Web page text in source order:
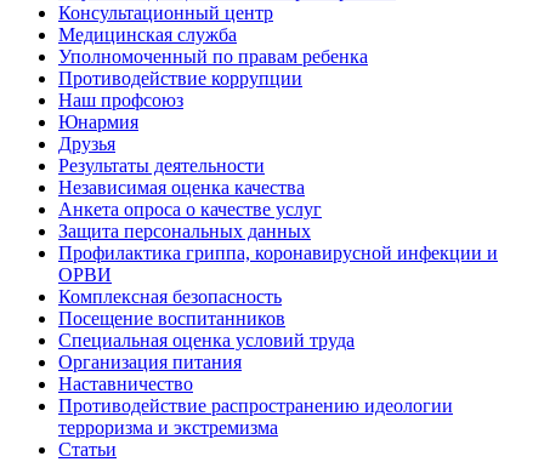
Консультационный центр
Медицинская служба
Уполномоченный по правам ребенка
Противодействие коррупции
Наш профсоюз
Юнармия
Друзья
Результаты деятельности
Независимая оценка качества
Анкета опроса о качестве услуг
Защита персональных данных
Профилактика гриппа, коронавирусной инфекции и
ОРВИ
Комплексная безопасность
Посещение воспитанников
Специальная оценка условий труда
Организация питания
Наставничество
Противодействие распространению идеологии
терроризма и экстремизма
Статьи